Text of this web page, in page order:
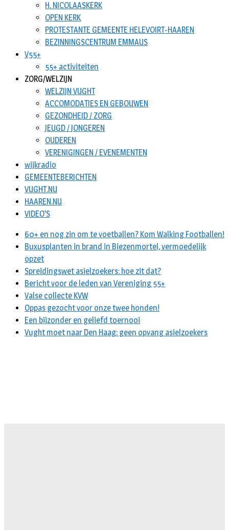
H. NICOLAASKERK
OPEN KERK
PROTESTANTE GEMEENTE HELEVOIRT-HAAREN
BEZINNINGSCENTRUM EMMAUS
V55+
55+ activiteiten
ZORG/WELZIJN
WELZIJN VUGHT
ACCOMODATIES EN GEBOUWEN
GEZONDHEID / ZORG
JEUGD / JONGEREN
OUDEREN
VERENIGINGEN / EVENEMENTEN
wijkradio
GEMEENTEBERICHTEN
VUGHT.NU
HAAREN.NU
VIDEO’S
60+ en nog zin om te voetballen? Kom Walking Footballen!
Buxusplanten in brand in Biezenmortel, vermoedelijk
opzet
Spreidingswet asielzoekers: hoe zit dat?
Bericht voor de leden van Vereniging 55+
Valse collecte KVW
Oppas gezocht voor onze twee honden!
Een bijzonder en geliefd toernooi
Vught moet naar Den Haag: geen opvang asielzoekers